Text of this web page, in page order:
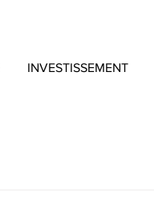
INVESTISSEMENT